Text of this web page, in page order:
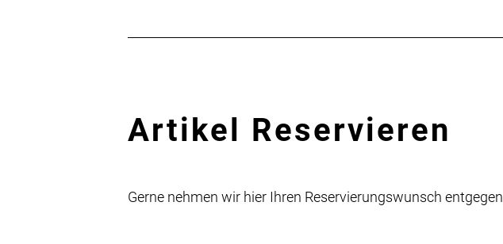
Artikel Reservieren
Gerne nehmen wir hier Ihren Reservierungswunsch entgegen